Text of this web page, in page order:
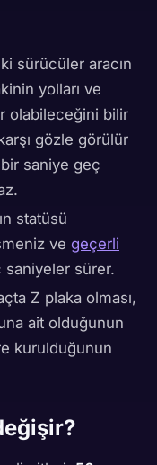
sürücüler aracın
yolları ve
olabileceğini bilir
gözle görülür
saniye geç
statüsü
ve geçerli
saniyeler sürer.
Z plaka olması,
ait olduğunun
kurulduğunun